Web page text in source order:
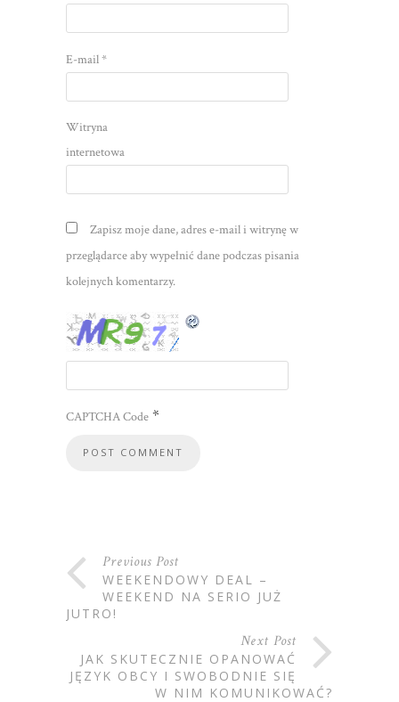
E-mail*
Witryna
internetowa
Zapisz moje dane, adres e-mail i witrynę w
przeglądarce aby wypełnić dane podczas pisania
kolejnych komentarzy.
CAPTCHA Code *
Previous Post
WEEKENDOWY DEAL –
WEEKEND NA SERIO JUŻ
JUTRO!
Next Post
JAK SKUTECZNIE OPANOWAĆ
JĘZYK OBCY I SWOBODNIE SIĘ
W NIM KOMUNIKOWAĆ?